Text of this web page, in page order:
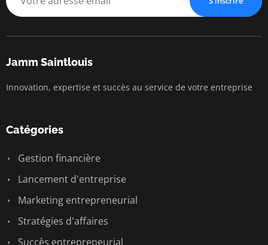
Jamm Saintlouis
Innovation, expertise et succès au service de votre entreprise
Catégories
Gestion financière
Lancement d'entreprise
Marketing entrepreneurial
Stratégies d'affaires
Succès entrepreneurial